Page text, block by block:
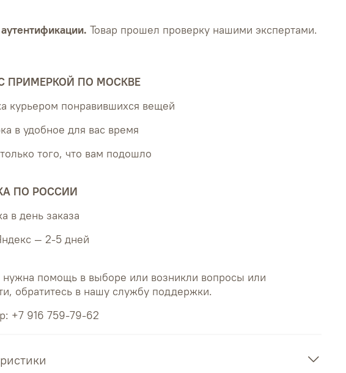
аутентификации. Товар прошел проверку нашими экспертами.
ПРИМЕРКОЙ ПО МОСКВЕ
курьером понравившихся вещей
в удобное для вас время
того, что вам подошло
ПО РОССИИ
в день заказа
— 2-5 дней
нужна помощь в выборе или возникли вопросы или
обратитесь в нашу службу поддержки.
+7 916 759-79-62